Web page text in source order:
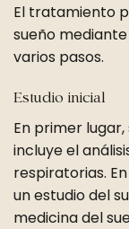
El tratamiento
sueño
varios pasos.
Estudio inicial
En primer
incluye el
respiratorias.
un estudio del
medicina del